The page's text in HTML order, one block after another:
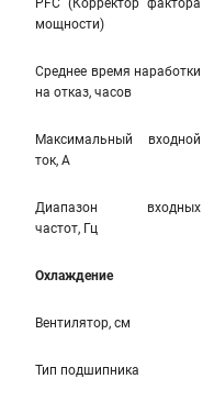
PFC (Корректор фактора
мощности)
Среднее время наработки
на отказ, часов
Максимальный входной
ток, А
Диапазон входных
частот, Гц
Охлаждение
Вентилятор, см
Тип подшипника